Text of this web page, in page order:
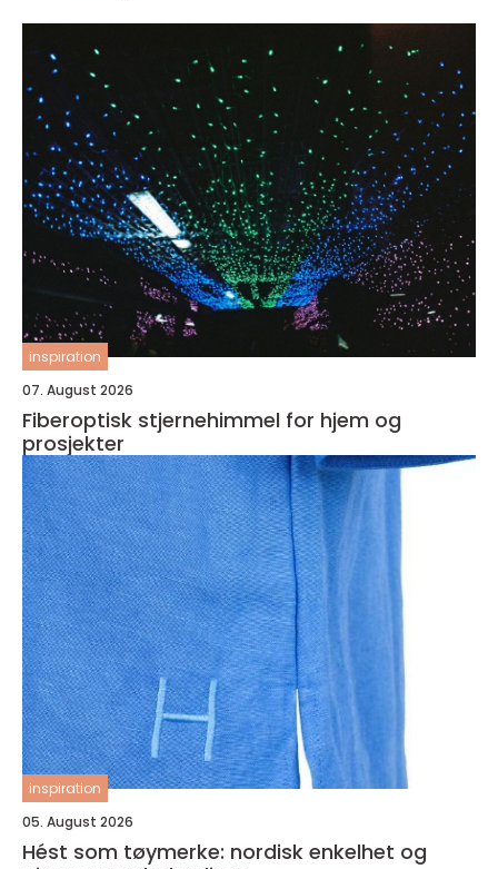
inspiration
07. August 2026
Fiberoptisk stjernehimmel for hjem og
prosjekter
inspiration
05. August 2026
Hést som tøymerke: nordisk enkelhet og